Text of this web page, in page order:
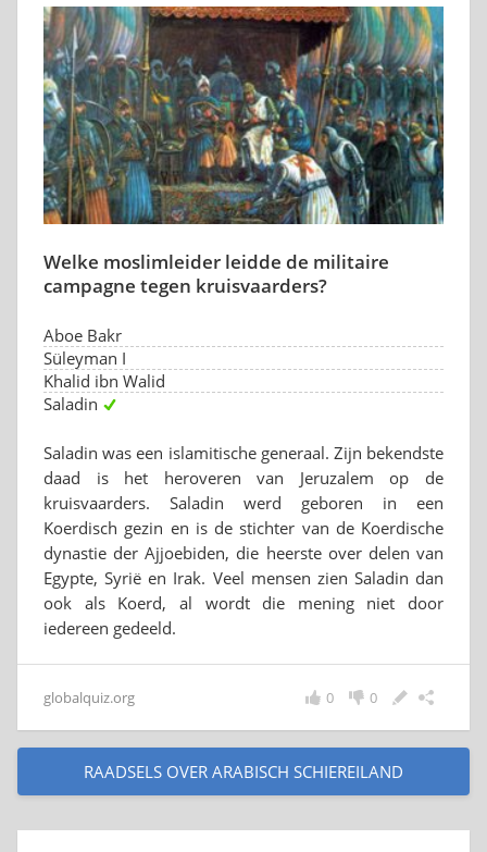
Welke moslimleider leidde de militaire
campagne tegen kruisvaarders?
Aboe Bakr
Süleyman I
Khalid ibn Walid
Saladin
Saladin was een islamitische generaal. Zijn bekendste
daad is het heroveren van Jeruzalem op de
kruisvaarders. Saladin werd geboren in een
Koerdisch gezin en is de stichter van de Koerdische
dynastie der Ajjoebiden, die heerste over delen van
Egypte, Syrië en Irak. Veel mensen zien Saladin dan
ook als Koerd, al wordt die mening niet door
iedereen gedeeld.
globalquiz.org 0
0
RAADSELS OVER ARABISCH SCHIEREILAND